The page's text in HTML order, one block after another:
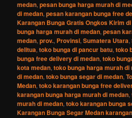
medan,pesan bunga harga murah di
di medan,pesan karangan bunga free
Karangan Bunga Gratis Ongkos Kirim
bunga harga murah di medan,pesan
medan,prov., Provinsi,Sumatera Utara,
delitua,toko bunga di pancur batu,toko
bunga free delivery di medan,toko
kota medan,toko bunga harga murah di
di medan,toko bunga segar di medan,
Medan,toko karangan bunga free
karangan bunga harga murah di medan,
murah di medan,toko karangan bunga
Karangan Bunga Segar Medan